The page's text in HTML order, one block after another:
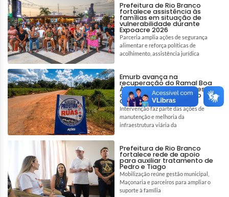
Prefeitura de Rio Branco
fortalece assistência às
famílias em situação de
vulnerabilidade durante
Expoacre 2026
Parceria amplia ações de segurança
alimentar e reforça políticas de
acolhimento, assistência jurídica
Emurb avança na
recuperação do Ramal Boa
Água e garante melhores
condições de acesso no
Quixadá
Intervenção faz parte das ações de
manutenção e melhoria da
infraestrutura viária da
Prefeitura de Rio Branco
fortalece rede de apoio
para auxiliar tratamento de
Pedro e Tiago
Mobilização reúne gestão municipal,
Maçonaria e parceiros para ampliar o
suporte à família